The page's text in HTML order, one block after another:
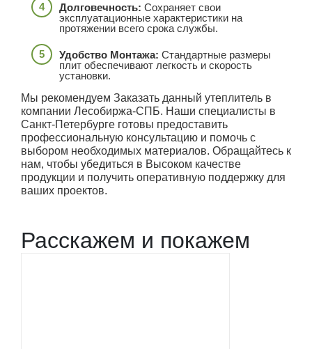
Долговечность: Сохраняет свои
эксплуатационные характеристики на
протяжении всего срока службы.
Удобство Монтажа: Стандартные размеры
плит обеспечивают легкость и скорость
установки.
Мы рекомендуем Заказать данный утеплитель в
компании Лесобиржа-СПБ. Наши специалисты в
Санкт-Петербурге готовы предоставить
профессиональную консультацию и помочь с
выбором необходимых материалов. Обращайтесь к
нам, чтобы убедиться в Высоком качестве
продукции и получить оперативную поддержку для
ваших проектов.
Расскажем и покажем